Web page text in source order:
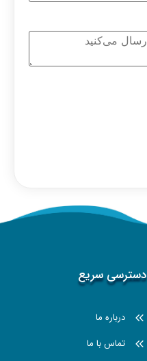
دسترسی سریع
درباره ما
تماس با ما